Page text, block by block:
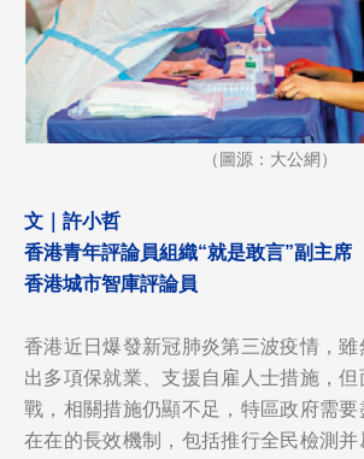
（圖源：大公網）
文｜許小哲
香港青年評論員組織“就是敢言”副主席
香港城市智庫評論員
香港近日爆發新冠肺炎第三波疫情，
出多項保就業、支援自雇人士措施，但
戰，相關措施仍顯不足，特區政府需
在在的長效機制，包括推行全民檢測